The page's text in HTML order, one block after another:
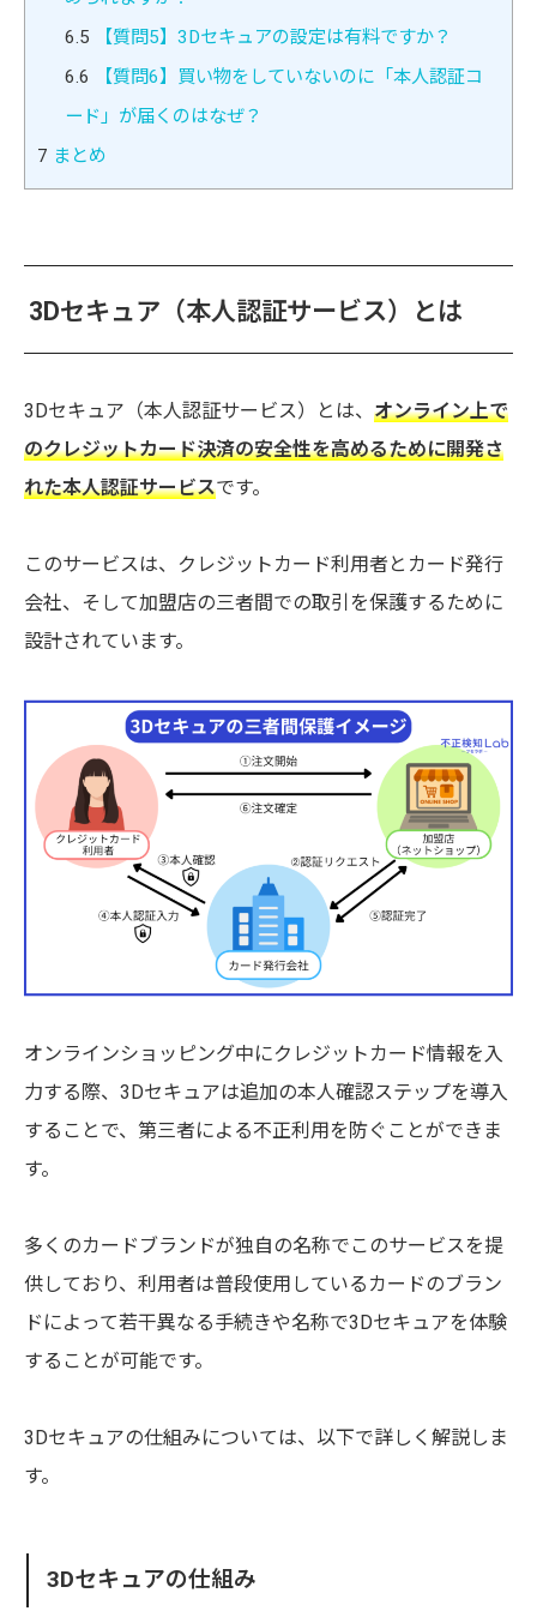
6.5 【質問5】3Dセキュアの設定は有料ですか？
6.6 【質問6】買い物をしていないのに「本人認証コ
ード」が届くのはなぜ？
7 まとめ
3Dセキュア（本人認証サービス）とは
3Dセキュア（本人認証サービス）とは、 オンライン上で
のクレジットカード決済の安全性を高めるために開発さ
れた本人認証サービスです。
このサービスは、クレジットカード利用者とカード発行
会社、そして加盟店の三者間での取引を保護するために
設計されています。
オンラインショッピング中にクレジットカード情報を入
力する際、3Dセキュアは追加の本人確認ステップを導入
することで、第三者による不正利用を防ぐことができま
す。
多くのカードブランドが独自の名称でこのサービスを提
供しており、利用者は普段使用しているカードのブラン
ドによって若干異なる手続きや名称で3Dセキュアを体験
することが可能です。
3Dセキュアの仕組みについては、以下で詳しく解説しま
す。
3Dセキュアの仕組み